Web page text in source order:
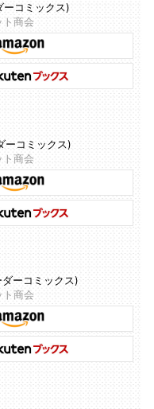
ーコミックス)
ト商会
ーコミックス)
商会
ーコミックス)
商会